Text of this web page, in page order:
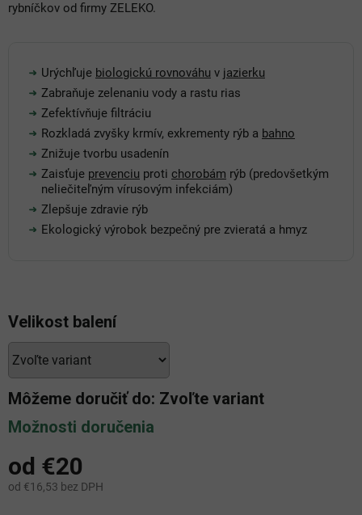
od €20
od €16,53 bez DPH
Velikost balení
Môžeme doručiť do: Zvoľte variant
Možnosti doručenia
rybníčkov od firmy ZELEKO.
Urýchľuje biologickú rovnováhu v jazierku
Zabraňuje zelenaniu vody a rastu rias
Zefektívňuje filtráciu
Rozkladá zvyšky krmív, exkrementy rýb a bahno
Znižuje tvorbu usadenín
Zaisťuje prevenciu proti chorobám rýb (predovšetkým
neliečiteľným vírusovým infekciám)
Zlepšuje zdravie rýb
Ekologický výrobok bezpečný pre zvieratá a hmyz